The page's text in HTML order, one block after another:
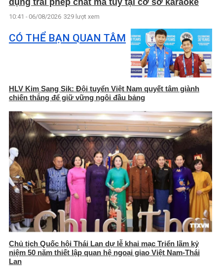
10:41 - 06/08/2026 329 lượt xem
CÓ THỂ BẠN QUAN TÂM
HLV Kim Sang Sik: Đội tuyển Việt Nam quyết tâm giành
chiến thắng để giữ vững ngôi đầu bảng
Chủ tịch Quốc hội Thái Lan dự lễ khai mạc Triển lãm kỷ
niệm 50 năm thiết lập quan hệ ngoại giao Việt Nam-Thái
Lan